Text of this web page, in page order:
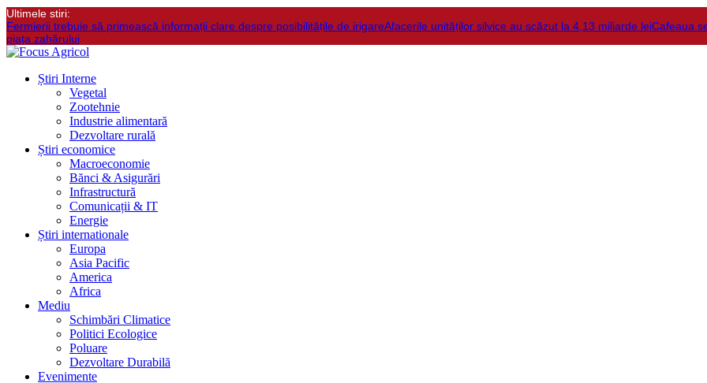
Ultimele stiri:
Fermierii trebuie să primească informații clare despre posibilitățile de irigareAfacerile unităților silvice au scăzut la 4,13 miliarde leiCafeaua
piața zahărului
Știri Interne
Vegetal
Zootehnie
Industrie alimentară
Dezvoltare rurală
Știri economice
Macroeconomie
Bănci & Asigurări
Infrastructură
Comunicații & IT
Energie
Știri internationale
Europa
Asia Pacific
America
Africa
Mediu
Schimbări Climatice
Politici Ecologice
Poluare
Dezvoltare Durabilă
Evenimente